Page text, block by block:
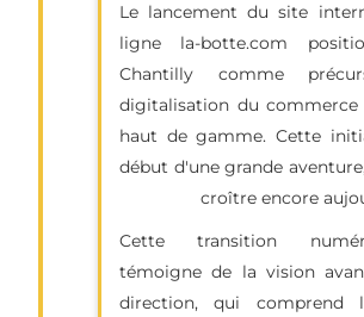
Le lancement du site
ligne la-botte.com
Chantilly comme
digitalisation du commerce
haut de gamme. Cette
début d'une grande
croître encore
Cette transition
témoigne de la vision
direction, qui comprend